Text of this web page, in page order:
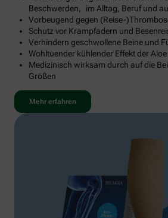
Beschwerden, im Alltag, Beruf und
Vorbeugend gegen (Reise-
Schutz vor Krampfadern und
Verhindern geschwollene Beine und
Wohltuender kühlender Effekt der Aloe
Medizinisch wirksam durch auf die
Größen
Mehr erfahren